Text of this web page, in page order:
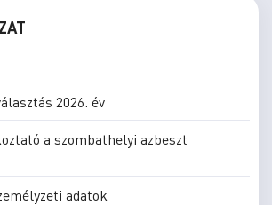
2026. év
a szombathelyi azbeszt
adatok